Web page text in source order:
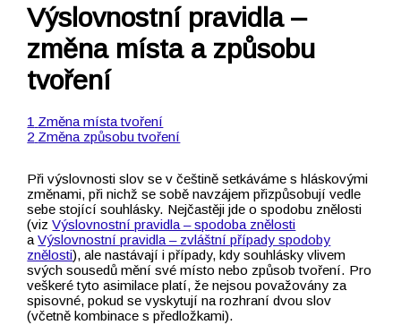
Výslovnostní pravidla –
změna místa a způsobu
tvoření
Změna místa tvoření
Změna způsobu tvoření
Při výslovnosti slov se v češtině setkáváme s hláskovými
změnami, při nichž se sobě navzájem přizpůsobují vedle
sebe stojící souhlásky. Nejčastěji jde o spodobu znělosti
(vizVýslovnostní pravidla –⁠⁠ spodoba znělosti
aVýslovnostní pravidla –⁠⁠ zvláštní případy spodoby
znělosti), ale nastávají i případy, kdy souhlásky vlivem
svých sousedů mění své místo nebo způsob tvoření. Pro
veškeré tyto asimilace platí, že nejsou považovány za
spisovné, pokud se vyskytují na rozhraní dvou slov
(včetně kombinace s předložkami).